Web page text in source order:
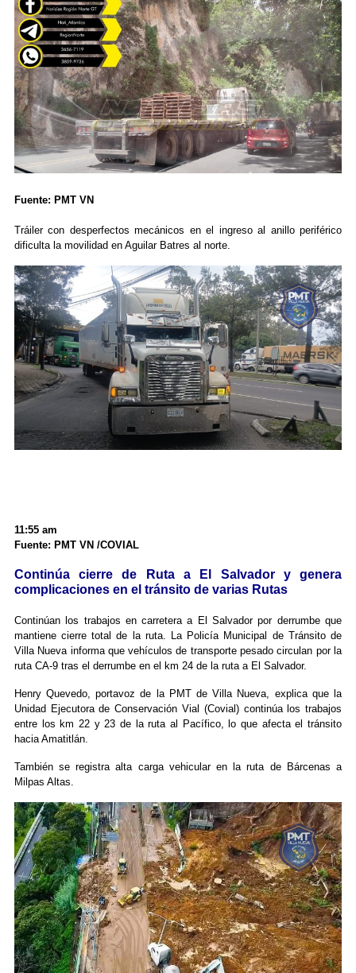
Fuente: PMT VN
Tráiler con desperfectos mecánicos en el ingreso al anillo periférico
dificulta la movilidad en Aguilar Batres al norte.
11:55 am
Fuente: PMT VN /COVIAL
Continúa cierre de Ruta a El Salvador y genera
complicaciones en el tránsito de varias Rutas
Continúan los trabajos en carretera a El Salvador por derrumbe que
mantiene cierre total de la ruta. La Policía Municipal de Tránsito de
Villa Nueva informa que vehículos de transporte pesado circulan por la
ruta CA-9 tras el derrumbe en el km 24 de la ruta a El Salvador.
Henry Quevedo, portavoz de la PMT de Villa Nueva, explica que la
Unidad Ejecutora de Conservación Vial (Covial) continúa los trabajos
entre los km 22 y 23 de la ruta al Pacífico, lo que afecta el tránsito
hacia Amatitlán.
También se registra alta carga vehicular en la ruta de Bárcenas a
Milpas Altas.